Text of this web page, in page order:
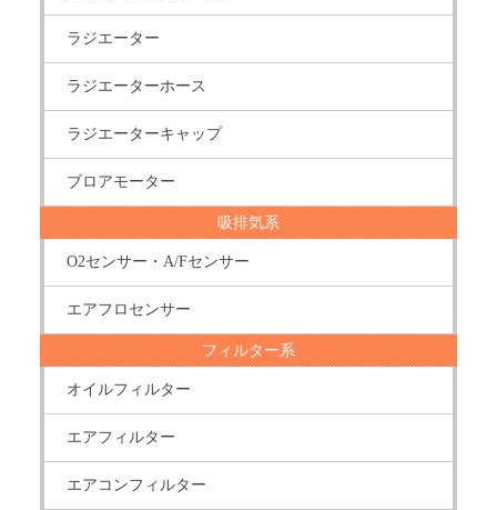
ラジエーター
ラジエーターホース
ラジエーターキャップ
ブロアモーター
吸排気系
O2センサー・A/Fセンサー
エアフロセンサー
フィルター系
オイルフィルター
エアフィルター
エアコンフィルター